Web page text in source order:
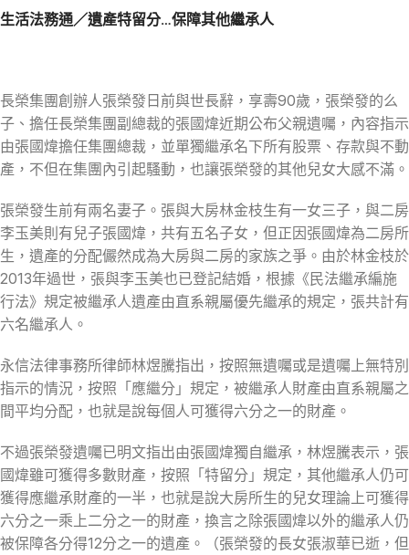
生活法務通／遺產特留分…保障其他繼承人
長榮集團創辦人張榮發日前與世長辭，享壽90歲，張榮發的么
子、擔任長榮集團副總裁的張國煒近期公布父親遺囑，內容指示
由張國煒擔任集團總裁，並單獨繼承名下所有股票、存款與不動
產，不但在集團內引起騷動，也讓張榮發的其他兒女大感不滿。
張榮發生前有兩名妻子。張與大房林金枝生有一女三子，與二房
李玉美則有兒子張國煒，共有五名子女，但正因張國煒為二房所
生，遺產的分配儼然成為大房與二房的家族之爭。由於林金枝於
2013年過世，張與李玉美也已登記結婚，根據《民法繼承編施
行法》規定被繼承人遺產由直系親屬優先繼承的規定，張共計有
六名繼承人。
永信法律事務所律師林煜騰指出，按照無遺囑或是遺囑上無特別
指示的情況，按照「應繼分」規定，被繼承人財產由直系親屬之
間平均分配，也就是說每個人可獲得六分之一的財產。
不過張榮發遺囑已明文指出由張國煒獨自繼承，林煜騰表示，張
國煒雖可獲得多數財產，按照「特留分」規定，其他繼承人仍可
獲得應繼承財產的一半，也就是說大房所生的兒女理論上可獲得
六分之一乘上二分之一的財產，換言之除張國煒以外的繼承人仍
被保障各分得12分之一的遺產。（張榮發的長女張淑華已逝，但